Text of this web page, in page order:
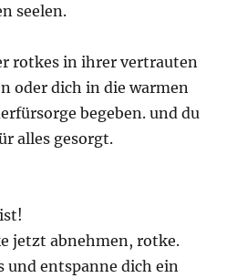
seelen.
rotkes in ihrer vertrauten
oder dich in die warmen
begeben. und du
alles gesorgt.
jetzt abnehmen, rotke.
und entspanne dich ein